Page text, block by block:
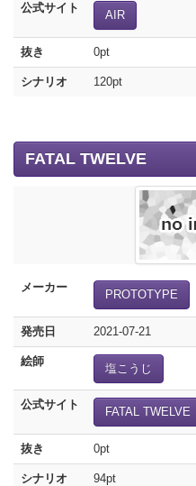
公式サイト
AIR
抜き 0pt
シナリオ 120pt
FATAL TWELVE
メーカー
PROTOTYPE
発売日 2021-07-21
絵師
塩こうじ
公式サイト
FATAL TWELVE
抜き 0pt
シナリオ 94pt